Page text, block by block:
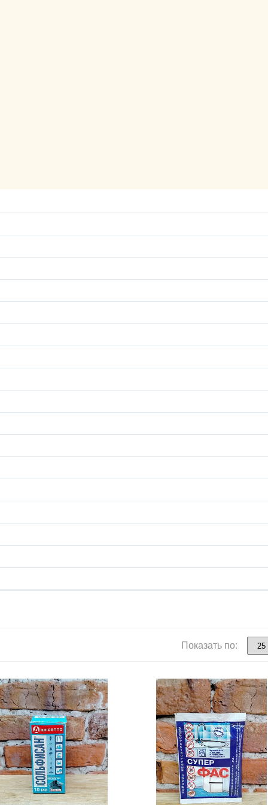
Показать по: